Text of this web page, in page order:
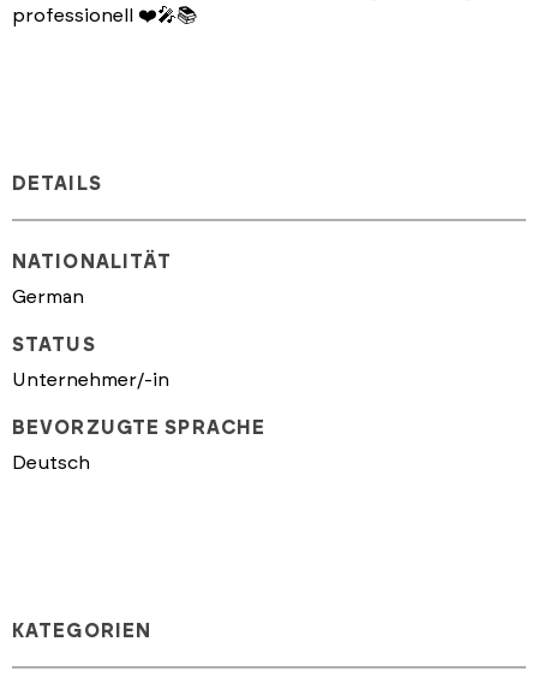
professionell ❤️🎤📚
DETAILS
NATIONALITÄT
German
STATUS
Unternehmer/-in
BEVORZUGTE SPRACHE
Deutsch
KATEGORIEN